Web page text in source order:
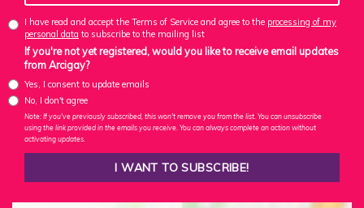
I have read and accept the Terms of Service and agree to the processing of my
personal data to subscribe to the mailing list
If you're not yet registered, would you like to receive email updates
from Arcigay?
Yes, I consent to update emails
No, I don't agree
Note: If you've previously subscribed, this won't remove you from the list. You can unsubscribe
using the link provided in the emails you receive. You can always complete an action without
activating updates.